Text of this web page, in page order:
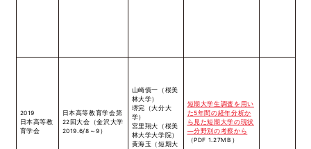
2019
日本高等教
育学会
日本高等教育学会第
22回大会（金沢大学
2019.6/8～9）
山崎慎一（桜美
林大学）
堺完（大分大
学）
宮里翔大（桜美
林大学大学院）
黄海玉（短期大
短期大学生調査を用い
た5年間の経年分析か
ら見た短期大学の現状
―分野別の考察から
（PDF 1.27MB）